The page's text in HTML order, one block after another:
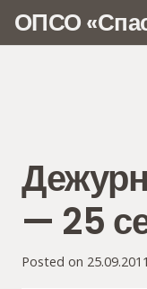
ОПСО
— 25
Posted on 25.09.2011